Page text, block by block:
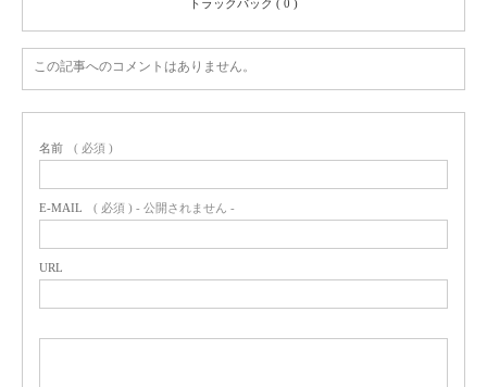
トラックバック ( 0 )
この記事へのコメントはありません。
名前 ( 必須 )
E-MAIL ( 必須 ) - 公開されません -
URL